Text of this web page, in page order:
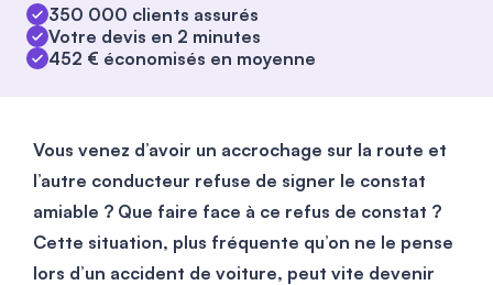
350 000 clients assurés
Votre devis en 2 minutes
452 € économisés en moyenne
Vous venez d’avoir un accrochage sur la route et
l’autre conducteur refuse de signer le constat
amiable ? Que faire face à ce refus de constat ?
Cette situation, plus fréquente qu’on ne le pense
lors d’un accident de voiture, peut vite devenir